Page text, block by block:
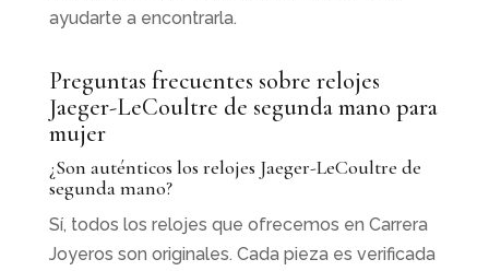
ayudarte a encontrarla.
Preguntas frecuentes sobre relojes
Jaeger-LeCoultre de segunda mano para
mujer
¿Son auténticos los relojes Jaeger-LeCoultre de
segunda mano?
Sí, todos los relojes que ofrecemos en Carrera
Joyeros son originales. Cada pieza es verificada